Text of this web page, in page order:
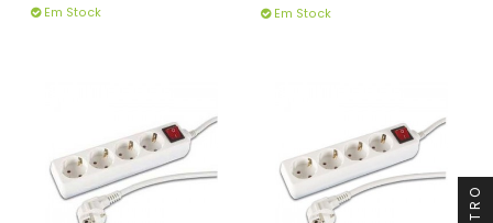
Em Stock Em Stock